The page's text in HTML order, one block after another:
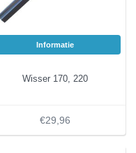
Informatie
Wisser 170, 220
€29,96